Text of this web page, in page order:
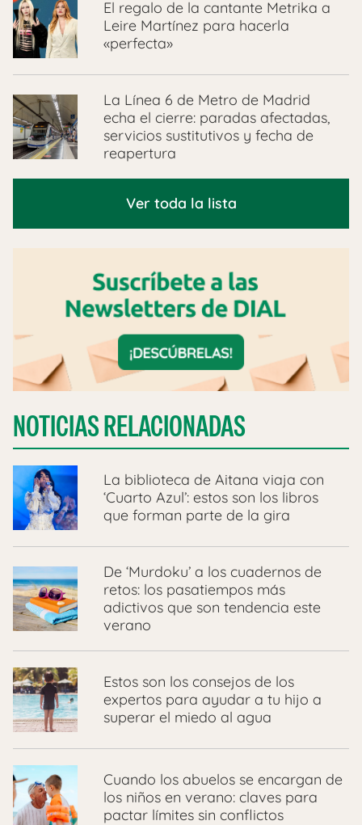
El regalo de la cantante Metrika a
Leire Martínez para hacerla
«perfecta»
La Línea 6 de Metro de Madrid
echa el cierre: paradas afectadas,
servicios sustitutivos y fecha de
reapertura
Ver toda la lista
NOTICIAS RELACIONADAS
La biblioteca de Aitana viaja con
‘Cuarto Azul’: estos son los libros
que forman parte de la gira
De ‘Murdoku’ a los cuadernos de
retos: los pasatiempos más
adictivos que son tendencia este
verano
Estos son los consejos de los
expertos para ayudar a tu hijo a
superar el miedo al agua
Cuando los abuelos se encargan de
los niños en verano: claves para
pactar límites sin conflictos